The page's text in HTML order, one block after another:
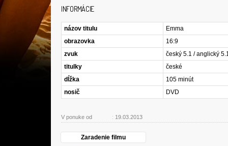
INFORMÁCIE
názov titulu
Emma
obrazovka
16:9
zvuk
český 5.1 / anglický
titulky
české
dĺžka
105 minút
nosič
DVD
V ponuke od : 19.03.2013
Zaradenie filmu